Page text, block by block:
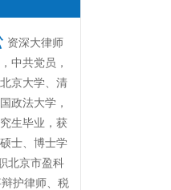
资深大律师
中共党员，
京大学、清
政法大学，
生毕业，获
士、博士学
北京市盈科
护律师、税